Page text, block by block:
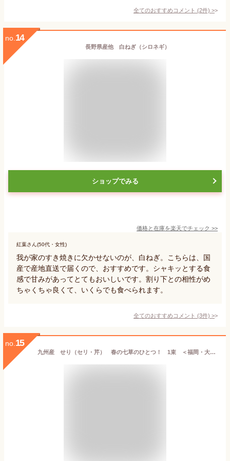
全てのおすすめコメント (2件) >
no. 14
長野県産他 白ねぎ（シロネギ）
ショップでみる
価格と在庫を楽天でチェック >>
紅葉さん(50代・女性)
我が家のすき焼きに欠かせないのが、白ねぎ。こちらは、国
産で産地直送で届くので、おすすめです。シャキッとする食
感で甘みがあってとてもおいしいです。割り下との相性がめ
ちゃくちゃ良くて、いくらでも食べられます。
全てのおすすめコメント (3件) >
no. 15
九州産 せり（セリ・芹） 春の七草のひとつ！ 1束 ＜福岡・大分・国産＞